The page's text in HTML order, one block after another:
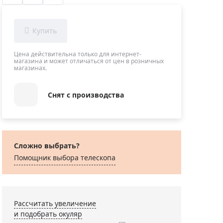
Приборы теплового контроля
Детекторы проводки
Лазерные дальномеры
Тестеры качества воды
Нивелиры оптические
Прочее
Цена действительна только для интернет-
магазина и может отличаться от цен в розничных
магазинах.
Снят с производства
Сложно выбрать?
Помощник выбора телескопа
Рассчитать увеличение
и подобрать окуляр